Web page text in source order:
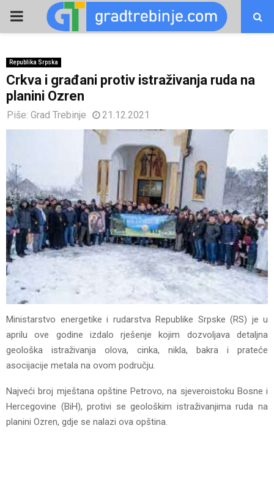
PRIMARY
Republika Srpska
Crkva i građani protiv istraživanja ruda na
planini Ozren
Piše: Grad Trebinje 21.12.2021
Ministarstvo energetike i rudarstva Republike Srpske (RS) je u
aprilu ove godine izdalo rješenje kojim dozvoljava detaljna
geološka istraživanja olova, cinka, nikla, bakra i prateće
asocijacije metala na ovom području.
Najveći broj mještana opštine Petrovo, na sjeveroistoku Bosne i
Hercegovine (BiH), protivi se geološkim istraživanjima ruda na
planini Ozren, gdje se nalazi ova opština.